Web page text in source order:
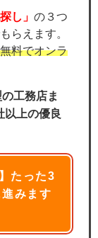
し」 の３つ
らえます。
料でオンラ
工務店ま
上の優良
たった3
みます